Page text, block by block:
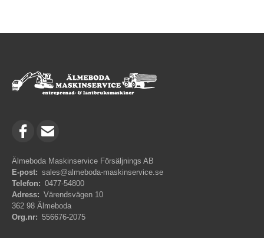
Älmeboda Maskinservice Försäljnings AB
E-post: sales@almeboda-maskinservice.se
Telefon: 0477-54800
Adress: Värendsvägen 10
362 98 Älmeboda
Org.nr: 556676-2075